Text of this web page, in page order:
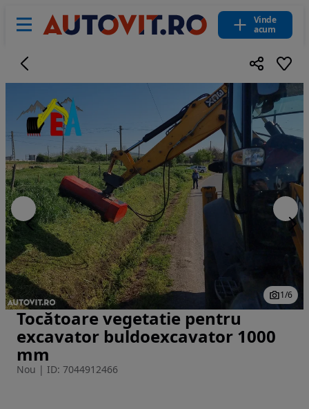
Vinde
acum
Imaginea 1 din 6
1/6
Tocătoare vegetatie pentru
excavator buldoexcavator 1000
mm
Nou | ID: 7044912466